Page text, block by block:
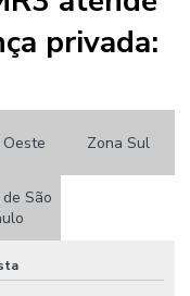
privada:
Zona Sul
São